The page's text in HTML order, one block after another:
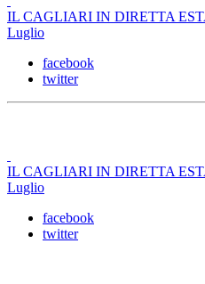
IL CAGLIARI IN DIRETTA
Luglio
facebook
twitter
IL CAGLIARI IN DIRETTA
Luglio
facebook
twitter